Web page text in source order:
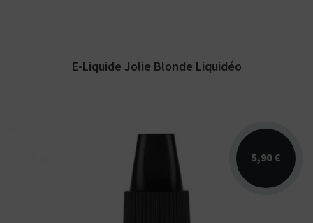
E-Liquide Jolie Blonde Liquidéo
5,90 €